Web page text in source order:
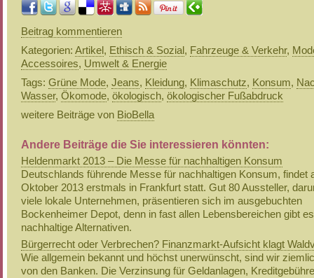
Beitrag kommentieren
Kategorien: Artikel , Ethisch & Sozial , Fahrzeuge & Verkehr,
Accessoires, Umwelt & Energie
Tags: Grüne Mode, Jeans, Kleidung, Klimaschutz, Konsum,
Wasser, Ökomode, ökologisch, ökologischer Fußabdruck
weitere Beiträge von BioBella
Andere Beiträge die Sie interessieren könnten:
Heldenmarkt 2013 – Die Messe für nachhaltigen Konsum
Deutschlands führende Messe für nachhaltigen Konsum, findet
Oktober 2013 erstmals in Frankfurt statt. Gut 80 Aussteller,
viele lokale Unternehmen, präsentieren sich im ausgebuchten
Bockenheimer Depot, denn in fast allen Lebensbereichen gibt es
nachhaltige Alternativen.
Bürgerrecht oder Verbrechen? Finanzmarkt-Aufsicht klagt
Wie allgemein bekannt und höchst unerwünscht, sind wir
von den Banken. Die Verzinsung für Geldanlagen,